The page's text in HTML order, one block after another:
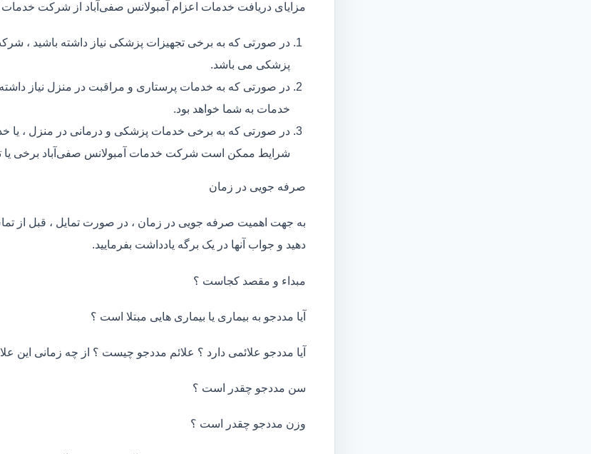
مزایای دریافت خدمات اعزام آمبولانس صفی‌آباد از شرکت خدمات
در صورتی که به برخی تجهیزات پزشکی نیاز داشته باشید ،
پزشکی می باشد.
در صورتی که به خدمات پرستاری و مراقبت در منزل نیاز
خدمات به شما خواهد بود.
در صورتی که به برخی خدمات پزشکی و درمانی در منزل ، یا
شرایط ممکن است شرکت خدمات آمبولانس صفی‌آباد برخی یا
صرفه جویی در زمان
به جهت اهمیت صرفه جویی در زمان ، در صورت تمایل ، قبل از
دهید و جواب آنها در یک برگه یادداشت بفرمایید.
مبداء و مقصد کجاست ؟
آیا مددجو به بیماری یا بیماری هایی مبتلا است ؟
آیا مددجو علائمی دارد ؟ علائم مددجو چیست ؟ از چه زمانی این
سن مددجو چقدر است ؟
وزن مددجو چقدر است ؟